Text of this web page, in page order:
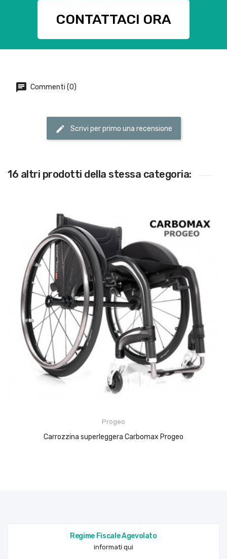
CONTATTACI ORA
Commenti (0)
Scrivi per primo una recensione
16 altri prodotti della stessa categoria:
Progeo
Carrozzina superleggera Carbomax Progeo
Regime Fiscale Agevolato
informati qui